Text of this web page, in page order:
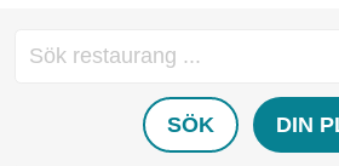
SÖK DIN